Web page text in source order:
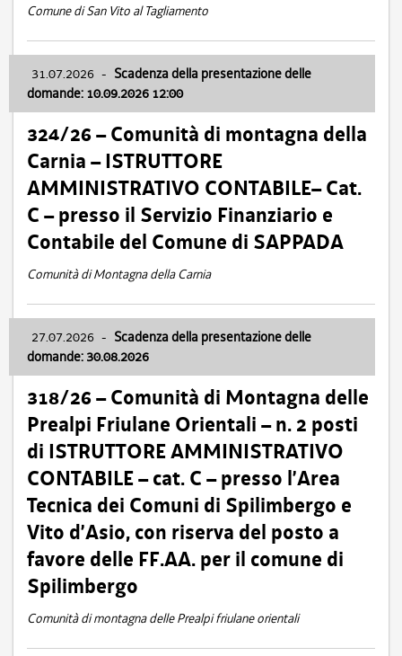
Comune di San Vito al Tagliamento
31.07.2026 - Scadenza della presentazione delle
domande: 10.09.2026 12:00
324/26 – Comunità di montagna della
Carnia – ISTRUTTORE
AMMINISTRATIVO CONTABILE– Cat.
C – presso il Servizio Finanziario e
Contabile del Comune di SAPPADA
Comunità di Montagna della Carnia
27.07.2026 - Scadenza della presentazione delle
domande: 30.08.2026
318/26 – Comunità di Montagna delle
Prealpi Friulane Orientali – n. 2 posti
di ISTRUTTORE AMMINISTRATIVO
CONTABILE – cat. C – presso l’Area
Tecnica dei Comuni di Spilimbergo e
Vito d’Asio, con riserva del posto a
favore delle FF.AA. per il comune di
Spilimbergo
Comunità di montagna delle Prealpi friulane orientali